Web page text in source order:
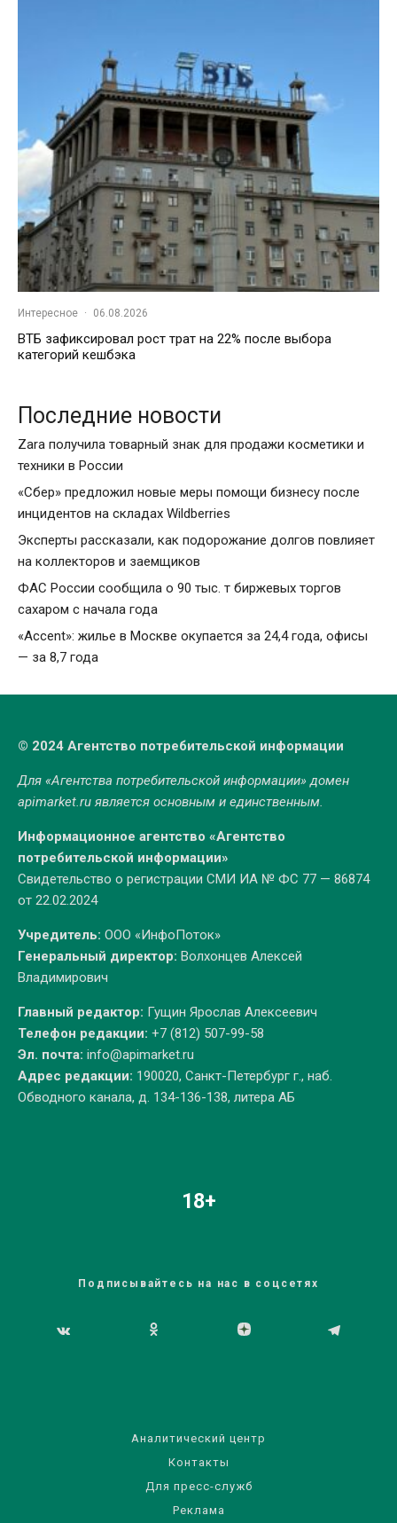
Интересное · 06.08.2026
ВТБ зафиксировал рост трат на 22% после выбора
категорий кешбэка
Последние новости
Zara получила товарный знак для продажи косметики и
техники в России
«Сбер» предложил новые меры помощи бизнесу после
инцидентов на складах Wildberries
Эксперты рассказали, как подорожание долгов повлияет
на коллекторов и заемщиков
ФАС России сообщила о 90 тыс. т биржевых торгов
сахаром с начала года
«Accent»: жилье в Москве окупается за 24,4 года, офисы
— за 8,7 года
© 2024 Агентство потребительской информации
Для «Агентства потребительской информации» домен
apimarket.ruявляется основным и единственным.
Информационное агентство «Агентство
потребительской информации»
Свидетельство о регистрации СМИ ИА № ФС 77 — 86874
от 22.02.2024
Учредитель: ООО «ИнфоПоток»
Генеральный директор: Волхонцев Алексей
Владимирович
Главный редактор: Гущин Ярослав Алексеевич
Телефон редакции: +7 (812) 507-99-58
Эл. почта: info@apimarket.ru
Адрес редакции: 190020, Санкт-Петербург г., наб.
Обводного канала, д. 134-136-138, литера АБ
18+
Подписывайтесь на нас в соцсетях
Аналитический центр
Контакты
Для пресс-служб
Реклама